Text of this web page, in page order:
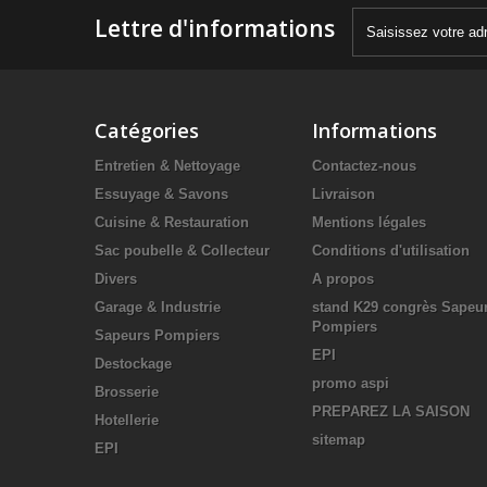
Lettre d'informations
Catégories
Entretien & Nettoyage
Essuyage & Savons
Cuisine & Restauration
Sac poubelle & Collecteur
Divers
Garage & Industrie
Sapeurs Pompiers
Destockage
Brosserie
Hotellerie
EPI
Informations
Contactez-nous
Livraison
Mentions légales
Conditions d'utilisation
A propos
stand K29 congrès
Pompiers
EPI
promo aspi
PREPAREZ LA SAISON
sitemap